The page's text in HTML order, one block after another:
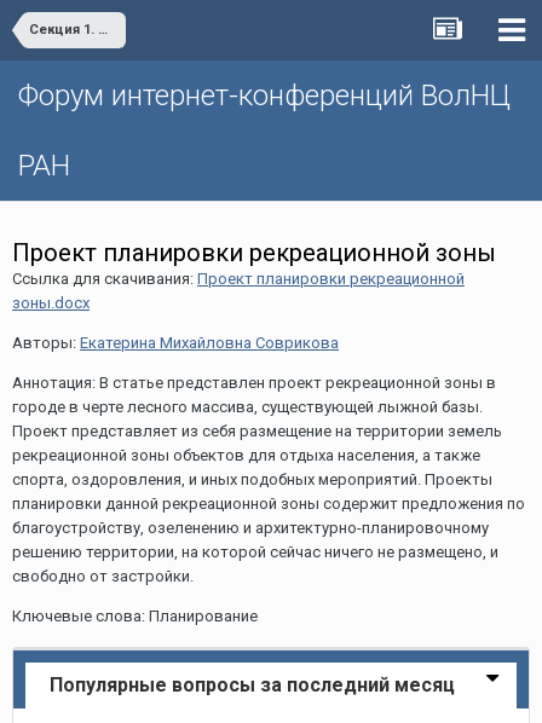
Секция 1. «Проблемы социально-экономического развития и управления территориями»
Форум интернет-конференций ВолНЦ
РАН
Проект планировки рекреационной зоны
Ссылка для скачивания: Проект планировки рекреационной
зоны.docx
Авторы: Екатерина Михайловна Соврикова
Аннотация: В статье представлен проект рекреационной зоны в
городе в черте лесного массива, существующей лыжной базы.
Проект представляет из себя размещение на территории земель
рекреационной зоны объектов для отдыха населения, а также
спорта, оздоровления, и иных подобных мероприятий. Проекты
планировки данной рекреационной зоны содержит предложения по
благоустройству, озеленению и архитектурно-планировочному
решению территории, на которой сейчас ничего не размещено, и
свободно от застройки.
Ключевые слова: Планирование
Популярные вопросы за последний месяц